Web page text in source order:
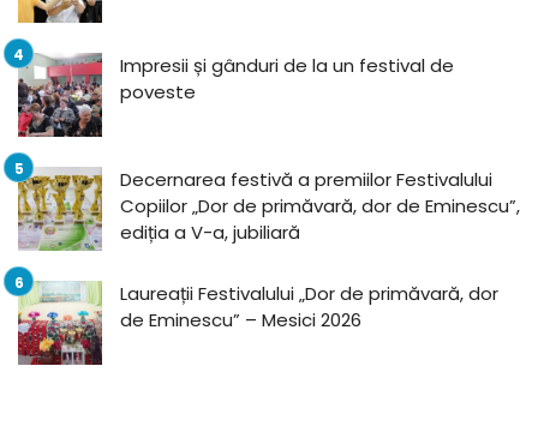
Impresii și gânduri de la un festival de
poveste
Decernarea festivă a premiilor Festivalului
Copiilor „Dor de primăvară, dor de Eminescu”,
ediția a V-a, jubiliară
Laureații Festivalului „Dor de primăvară, dor
de Eminescu” – Mesici 2026